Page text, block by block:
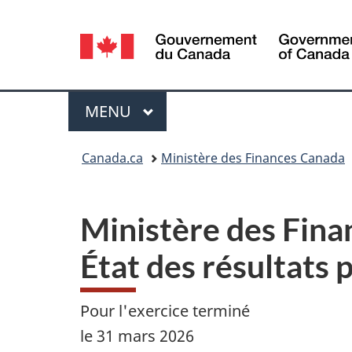
Sélection
de
la
langue
Menu
MENU PRINCIPAL
Canada.ca Ministère des Finances Canada
Ministère des
État des résultats
Pour l'exercice terminé
le 31 mars 2026